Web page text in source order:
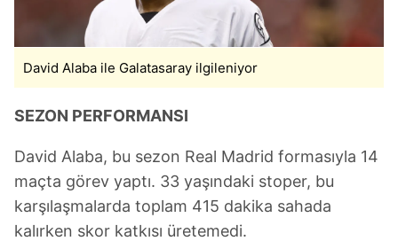
David Alaba ile Galatasaray ilgileniyor
SEZON PERFORMANSI
David Alaba, bu sezon Real Madrid formasıyla 14
maçta görev yaptı. 33 yaşındaki stoper, bu
karşılaşmalarda toplam 415 dakika sahada
kalırken skor katkısı üretemedi.